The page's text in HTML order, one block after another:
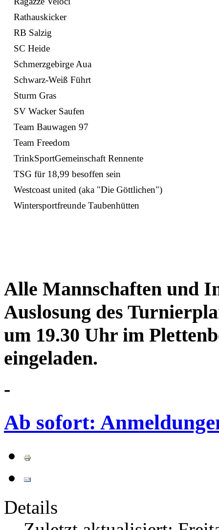
Rathauskicker
RB Salzig
SC Heide
Schmerzgebirge Aua
Schwarz-Weiß Führt
Sturm Gras
SV Wacker Saufen
Team Bauwagen 97
Team Freedom
TrinkSportGemeinschaft Rennente
TSG für 18,99 besoffen sein
Westcoast united (aka "Die Göttlichen")
Wintersportfreunde Taubenhütten
Alle Mannschaften und
Auslosung des
um 19.30 Uhr im
eingeladen.
-
Ab sofort:
Details